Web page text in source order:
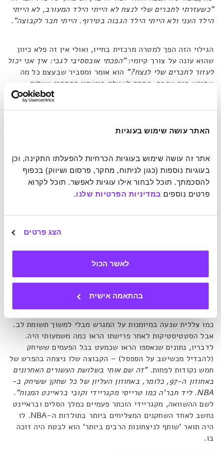
האתר עושה שימוש בעוגיות
פרטים נוספים במדיניות הפרטיות שלנו.
הצג פרטים
לאשר הכול
בהתאמה אישית
"כשעזרתי לחברים שלי לנצח לא הייתי הילד המעורב, לא הייתי
הילד העני ולא הייתי הילד הגבוה בטירוף. הייתי חבר לקבוצה".
הגילוי הזה הפך למטרה מרכזית בחייו, ואולי אין זה פלא כיוון
שהוא עונה על צורך קיומי:"הפכתי אובססיבי לגבי: איך אני יכול
לעזור לחברים שלי לנצח?
" הוא אומר ומסביר שבעצם כל מה
שחיפש היה אהבה. מתחת לשאלת הניצחון הסתתרו שאלות
עמוקות יותר: איך אני יכול להיות בעל ערך לקבוצה שלי? כיצד
מהן מחוות דבק?
על בסיס השאלות הללו התגבשה קריירה שלמה. באטייה חינך
עצמו להסתכל על חבריו לקבוצה, לראות את צורכיהם ולתמוך
בהם בצורה הטובה ביותר. מדובר בקריירה נטולת זוהר בעולם
שבו היקף התהילה – למי שזוכה בה – הוא מסחרר.
מוביל בכוויות פרקט, אני רוצה את החולצה שלו!"הטקטיקות
שלו כללו למידה תיאורטית מדוקדקת של הקבוצות היריבות
לעלות למגרש רק כשהשחקן היריב שאליו הוצמד עולה לשחק.
את יתר הזמן פינה לשחקני התקפה חזקים ממנו. מאוחר יותר
נוהג ככה".
המתבונן בעין בלתי מזוינת עלול לפספס את באטייה. הוא כמעט
כמו צללית שנעה במיומנות על המגרש מבלי למשוך תשומת לב.
אבל הסטטיסטיקות לאחר פרישתו הראו כמה משמעותי היה.
לדבריו, נתונים שנאספו הראו שכמעט בכל הפעמים ששיחק
(להבדיל מכשישב על הספסל) – הקבוצה שלו ניצחה בהפרש של
חמש נקודות לפחות."זה שם אותי בשלושת העשורים האחרונים
באחוזון ה-97, כלומר, באחוזון העליון של כל שחקן ששיחק ב-
NBA. ליד חבר'ה כמו טרייסי מקגריידי וקובי בראיינט המנוח".
לשם ההשוואה, מקגריידי הוכתר פעמיים כמלך הסלים ובראיינט
נחשב לאחד השחקנים המצליחים ביותר בתולדות ה-NBA. לו
היה תואר 'שותף לניצחונות הרבים ביותר' הוא לבטח היה זוכה
בו.